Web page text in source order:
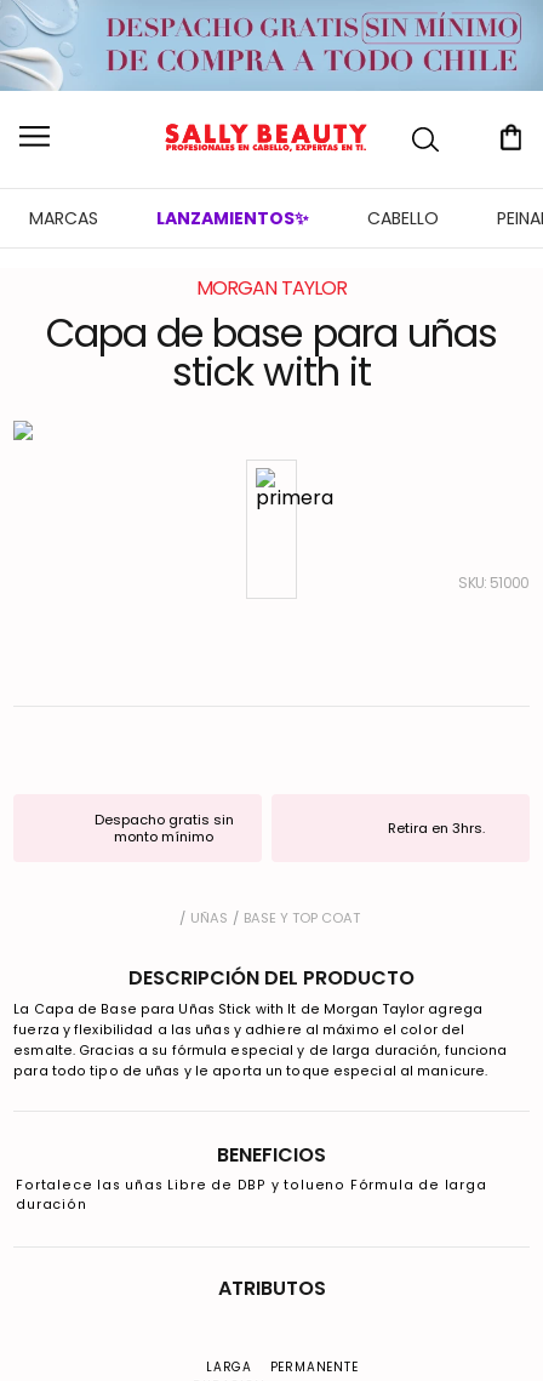
MARCAS LANZAMIENTOS✨ CABELLO
MORGAN TAYLOR
Capa de base para uñas
stick with it
: 51000
Despacho gratis sin
monto mínimo
Retira en 3hrs.
UÑAS BASE Y TOP COAT
DESCRIPCIÓN DEL PRODUCTO
La Capa de Base para Uñas Stick with It de Morgan Taylor agrega
fuerza y flexibilidad a las uñas y adhiere al máximo el color del
esmalte. Gracias a su fórmula especial y de larga duración, funciona
para todo tipo de uñas y le aporta un toque especial al manicure.
BENEFICIOS
Fortalece las uñas Libre de DBP y tolueno Fórmula de larga
duración
ATRIBUTOS
LARGA
PERMANENTE